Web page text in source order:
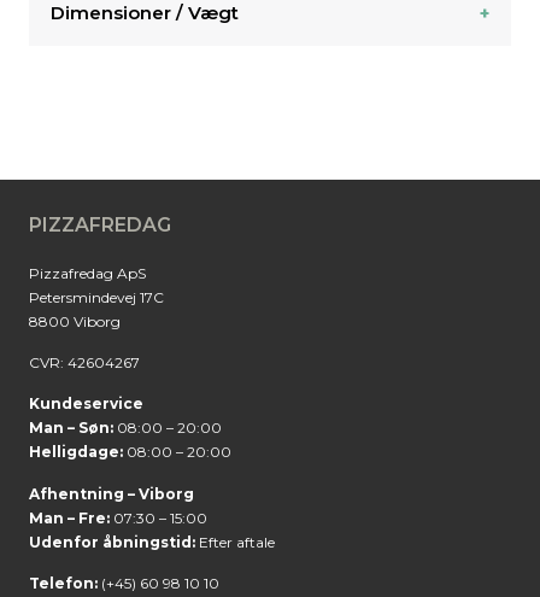
Dimensioner / Vægt
PIZZAFREDAG
Pizzafredag ApS
Petersmindevej 17C
8800 Viborg
CVR: 42604267
Kundeservice
Man – Søn: 08:00 – 20:00
Helligdage: 08:00 – 20:00
Afhentning – Viborg
Man – Fre: 07:30 – 15:00
Udenfor åbningstid: Efter aftale
Telefon: (+45) 60 98 10 10